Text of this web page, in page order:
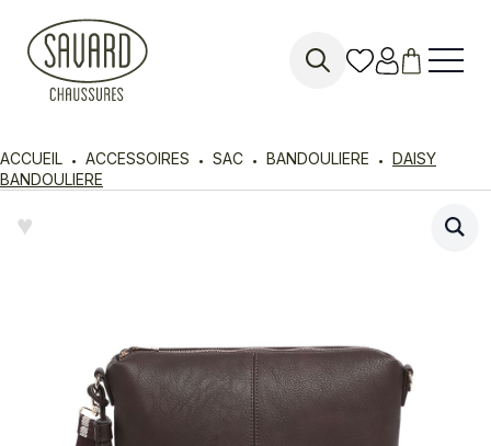
ACCUEIL ACCESSOIRES SAC BANDOULIERE
DAISY
BANDOULIERE
♥︎